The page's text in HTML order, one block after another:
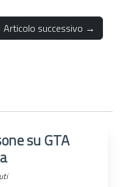
Articolo successivo →
su GTA